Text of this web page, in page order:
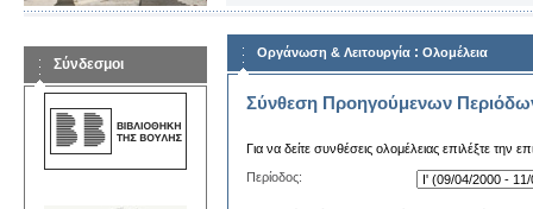
Σύνδεσμοι
Οργάνωση & Λειτουργία : Ολομέλεια
Σύνθεση Προηγούμενων
Για να δείτε συνθέσεις ολομέλειας επιλέξτε την
Περίοδος: